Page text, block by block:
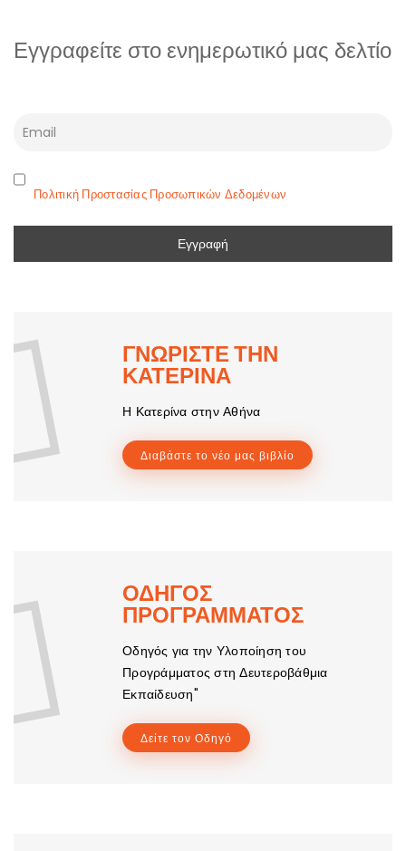
Εγγραφείτε στο ενημερωτικό μας δελτίο
Πολιτική Προστασίας Προσωπικών Δεδομένων
ΓΝΩΡΙΣΤΕ ΤΗΝ
ΚΑΤΕΡΙΝΑ
Η Κατερίνα στην Αθήνα
Διαβάστε το νέο μας βιβλίο
ΟΔΗΓΟΣ
ΠΡΟΓΡΑΜΜΑΤΟΣ
Οδηγός για την Υλοποίηση του
Προγράμματος στη Δευτεροβάθμια
Εκπαίδευση"
Δείτε τον Οδηγό